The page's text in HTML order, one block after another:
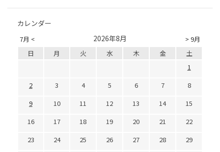
カレンダー
7月 < > 9月
2026年8月
日 月 火 水 木 金
土
1
2
3 4 5 6 7
8
9
10 11 12 13 14
15
16
17 18 19 20 21
22
23
24 25 26 27 28
29